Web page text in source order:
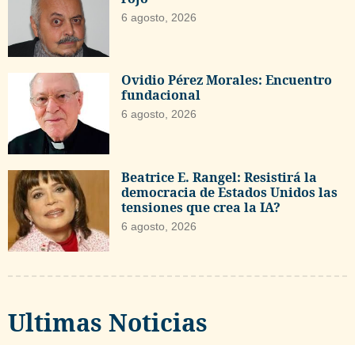
6 agosto, 2026
Ovidio Pérez Morales: Encuentro
fundacional
6 agosto, 2026
Beatrice E. Rangel: Resistirá la
democracia de Estados Unidos las
tensiones que crea la IA?
6 agosto, 2026
Ultimas Noticias